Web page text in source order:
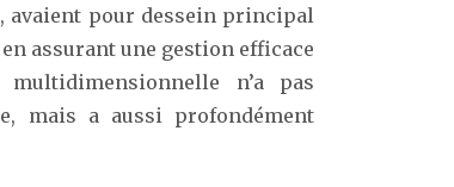
avaient pour dessein principal
assurant une gestion efficace
n’a pas
mais a aussi profondément